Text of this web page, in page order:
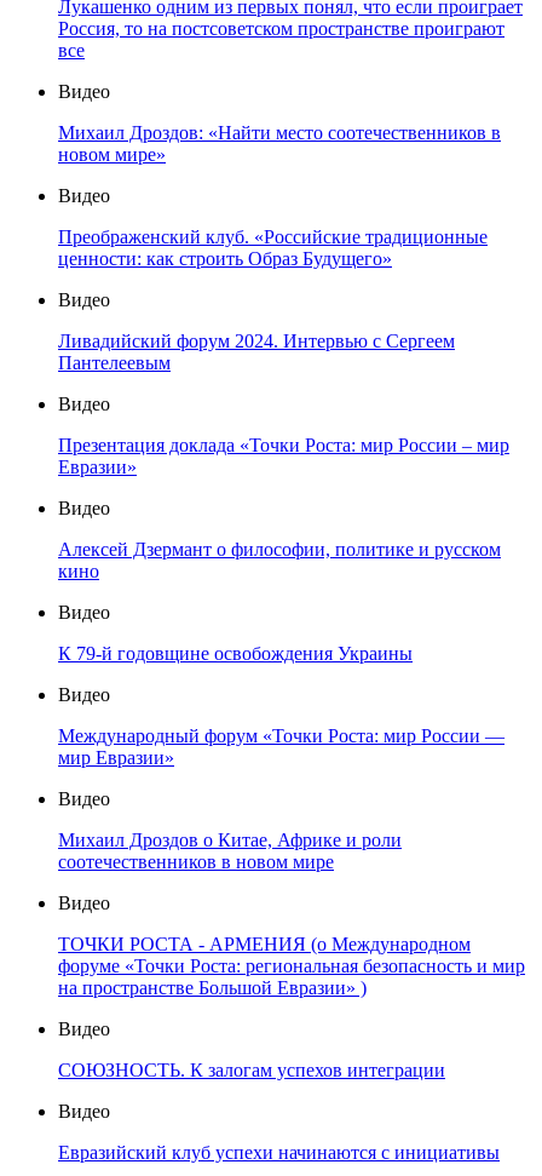
Лукашенко одним из первых понял, что если проиграет
Россия, то на постсоветском пространстве проиграют
все
Видео
Михаил Дроздов: «Найти место соотечественников в
новом мире»
Видео
Преображенский клуб. «Российские традиционные
ценности: как строить Образ Будущего»
Видео
Ливадийский форум 2024. Интервью с Сергеем
Пантелеевым
Видео
Презентация доклада «Точки Роста: мир России – мир
Евразии»
Видео
Алексей Дзермант о философии, политике и русском
кино
Видео
К 79-й годовщине освобождения Украины
Видео
Международный форум «Точки Роста: мир России —
мир Евразии»
Видео
Михаил Дроздов о Китае, Африке и роли
соотечественников в новом мире
Видео
ТОЧКИ РОСТА - АРМЕНИЯ (о Международном
форуме «Точки Роста: региональная безопасность и мир
на пространстве Большой Евразии» )
Видео
СОЮЗНОСТЬ. К залогам успехов интеграции
Видео
Евразийский клуб успехи начинаются с инициативы